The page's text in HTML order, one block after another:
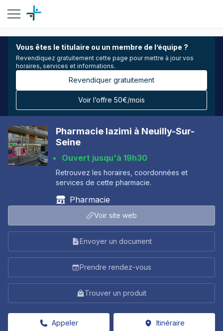
Vous êtes le titulaire ou un membre de l’équipe ?
Revendiquez gratuitement cette page pour mettre à jour vos
horaires, services et informations.
Revendiquer gratuitement
Voir l’offre 50€/mois
Pharmacie lazimi à Neuilly-Sur-
Seine
Ouvert jusqu'à 19h30
Retrouvez les horaires, coordonnées et
services de cette pharmacie.
Pharmacie
Voir site web
Envoyer un document
Prendre rendez-vous
Trouver un produit
Appeler Itinéraire